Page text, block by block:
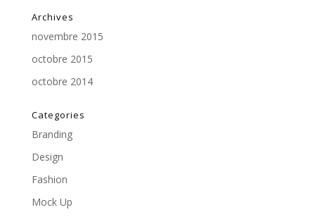
Archives
novembre 2015
octobre 2015
octobre 2014
Categories
Branding
Design
Fashion
Mock Up